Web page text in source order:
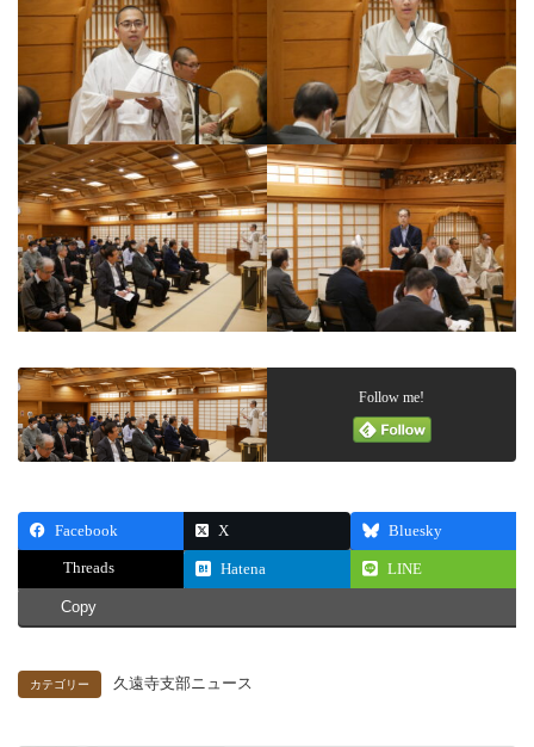
Follow me!
Facebook X Bluesky
Threads Hatena LINE
Copy
カテゴリー 久遠寺支部ニュース